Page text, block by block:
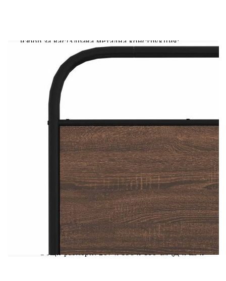
избор за вас!Здрава метална конструкция:
Рамката на леглото е изработена от стомана.
Стоманата е изключително твърд и здрав
материал, който предлага изключителна
здравина и стабилност.Стабилни и издръжливи
крака: Това легло се поддържа от здрави крака,
осигуряващи стабилност, безопасност и
твърдост.Гъвкава табла: Тази рамка за легло се
опора за гърба, когато седите в леглото, за да
четете или гледате телевизия, като
същевременно служи и като декоративен
елемент.Решетъчна основа за оптимална опора:
Рамката на леглото е оборудвана с решетъчна
основа за опора и дишане на вашия
матрак.Добре е да се знае:Към това легло не е
включен матрак. Предлагаме разнообразие от
матраци. Можете да проверите нашия магазин
за подходящ матрак.
Цвят: Кафяв дъб
Материал: Стомана, инженерна дървесина
Общи размери: 207 x 198 x 100 см (Д x Ш x